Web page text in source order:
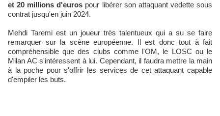
et 20 millions d'euros pour libérer son attaquant vedette sous
contrat jusqu'en juin 2024.
Mehdi Taremi est un joueur très talentueux qui a su se faire
remarquer sur la scène européenne. Il est donc tout à fait
compréhensible que des clubs comme l'OM, le LOSC ou le
Milan AC s'intéressent à lui. Cependant, il faudra mettre la main
à la poche pour s'offrir les services de cet attaquant capable
d'empiler les buts.